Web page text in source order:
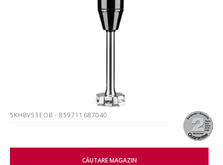
5KHBV53EOB - 859711687040
CĂUTARE MAGAZIN